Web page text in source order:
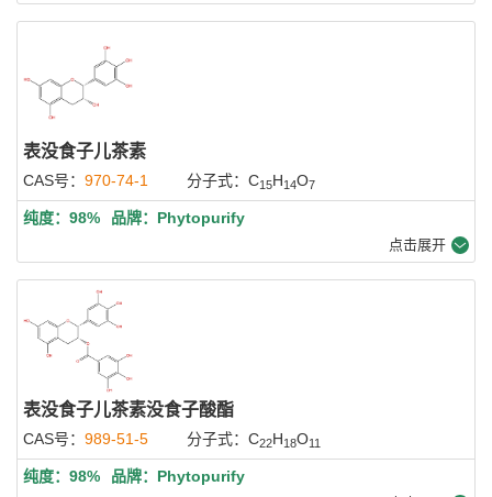
表没食子儿茶素
CAS号： 970-74-1 分子式：C15H14O7
纯度：98% 品牌：Phytopurify
点击展开
表没食子儿茶素没食子酸酯
CAS号： 989-51-5 分子式：C22H18O11
纯度：98% 品牌：Phytopurify